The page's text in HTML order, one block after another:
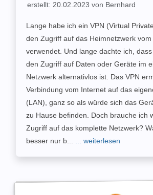
erstellt: 20.02.2023 von Bernhard
Lange habe ich ein VPN (Virtual
den Zugriff auf das Heimnetzwerk
verwendet. Und lange dachte ich,
den Zugriff auf Daten oder Geräte im
Netzwerk alternativlos ist. Das VPN
Verbindung vom Internet auf das
(LAN), ganz so als würde sich das
zu Hause befinden. Doch brauche ich
Zugriff auf das komplette Netzwerk?
besser nur b...
... weiterlesen